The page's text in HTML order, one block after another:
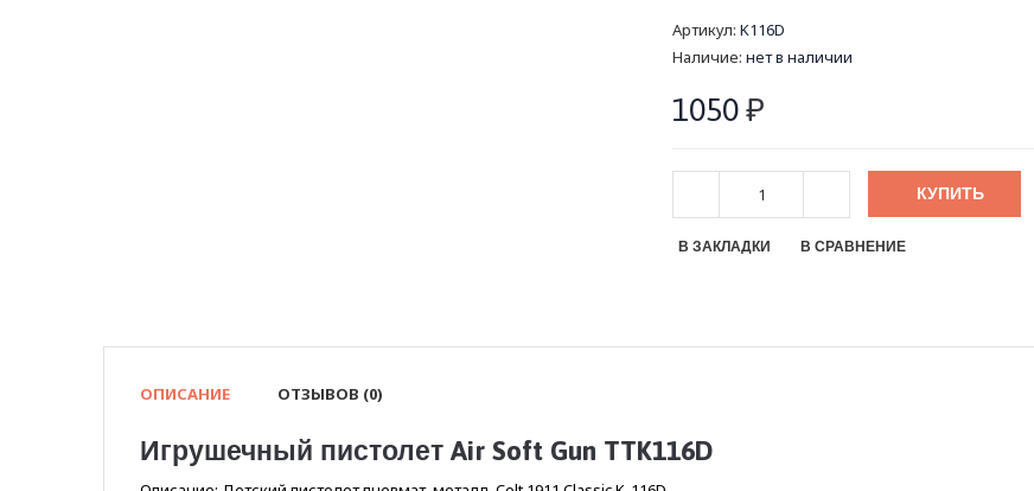
Артикул: K116D
Наличие: нет в наличии
1050₽
КУПИТЬ
В ЗАКЛАДКИ В СРАВНЕНИЕ
ОПИСАНИЕ ОТЗЫВОВ (0)
Игрушечный пистолет Air Soft Gun TTK116D